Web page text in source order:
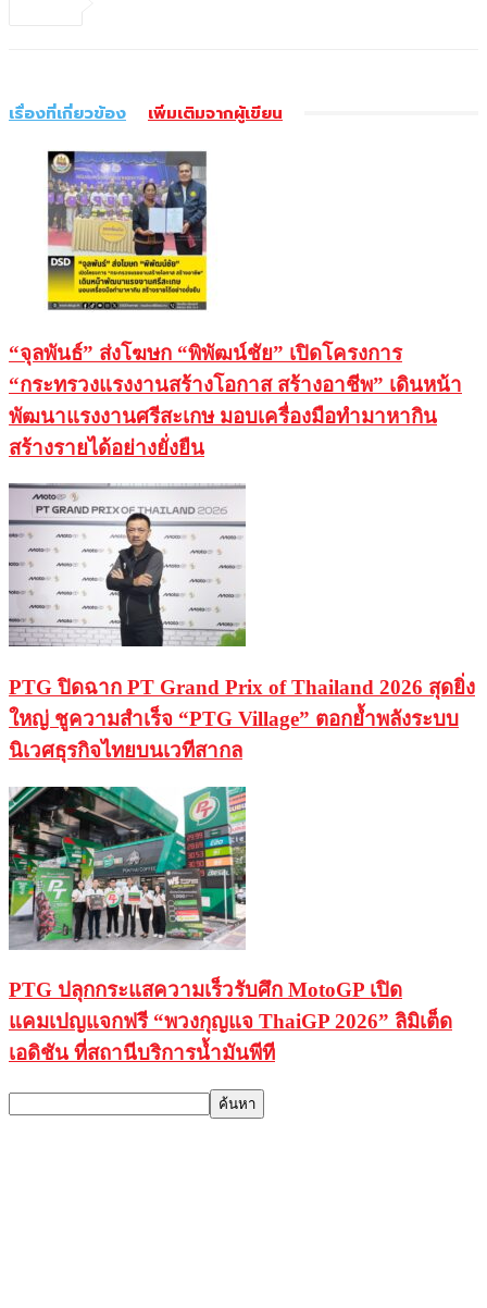
เรื่องที่เกี่ยวข้อง เพิ่มเติมจากผู้เขียน
“จุลพันธ์” ส่งโฆษก “พิพัฒน์ชัย” เปิดโครงการ
“กระทรวงแรงงานสร้างโอกาส สร้างอาชีพ” เดินหน้า
พัฒนาแรงงานศรีสะเกษ มอบเครื่องมือทำมาหากิน
สร้างรายได้อย่างยั่งยืน
PTG ปิดฉาก PT Grand Prix of Thailand 2026 สุดยิ่ง
ใหญ่ ชูความสำเร็จ “PTG Village” ตอกย้ำพลังระบบ
นิเวศธุรกิจไทยบนเวทีสากล
PTG ปลุกกระแสความเร็วรับศึก MotoGP เปิด
แคมเปญแจกฟรี “พวงกุญแจ ThaiGP 2026” ลิมิเต็ด
เอดิชัน ที่สถานีบริการน้ำมันพีที